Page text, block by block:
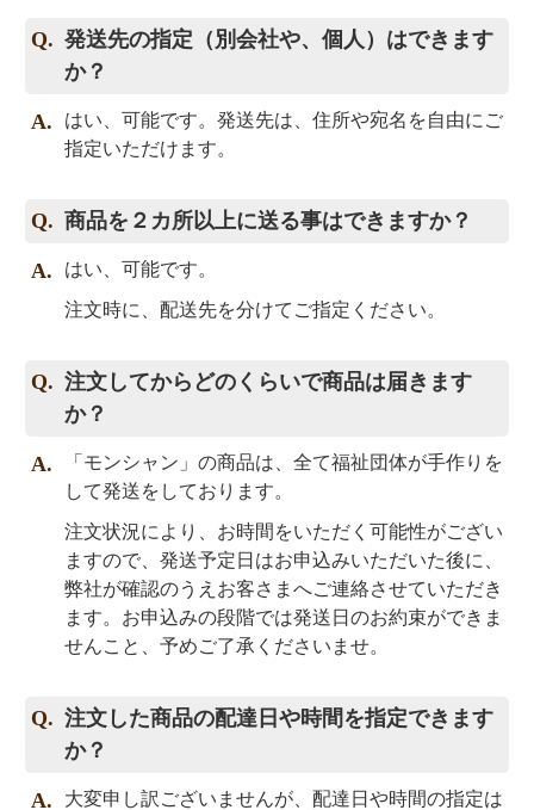
発送先の指定（別会社や、個人）はできます
か？
はい、可能です。発送先は、住所や宛名を自由にご
指定いただけます。
商品を２カ所以上に送る事はできますか？
はい、可能です。
注文時に、配送先を分けてご指定ください。
注文してからどのくらいで商品は届きます
か？
「モンシャン」の商品は、全て福祉団体が手作りを
して発送をしております。
注文状況により、お時間をいただく可能性がござい
ますので、発送予定日はお申込みいただいた後に、
弊社が確認のうえお客さまへご連絡させていただき
ます。お申込みの段階では発送日のお約束ができま
せんこと、予めご了承くださいませ。
注文した商品の配達日や時間を指定できます
か？
大変申し訳ございませんが、配達日や時間の指定は